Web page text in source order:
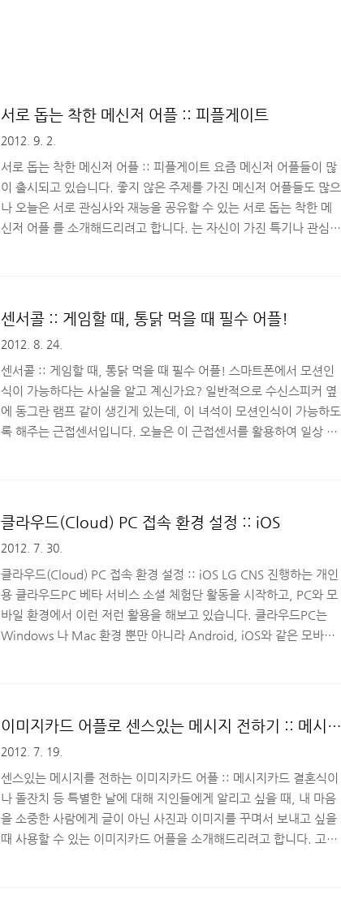
서로 돕는 착한 메신저 어플 :: 피플게이트
2012. 9. 2.
서로 돕는 착한 메신저 어플 :: 피플게이트 요즘 메신저 어플들이 많
이 출시되고 있습니다. 좋지 않은 주제를 가진 메신저 어플들도 많으
나 오늘은 서로 관심사와 재능을 공유할 수 있는 서로 돕는 착한 메
신저 어플 를 소개해드리려고 합니다. 는 자신이 가진 특기나 관심사
트들을 찾아다니게 됩니다. 하지만 찾는 것이 쉬운 편이 아니라 많은
시간이 소요되죠. 이런 경우에 를 활용하면 쉽고 간단하게 모임을 형
성할 수 있습니다. 어플을 실행하면, 가장 처음 자신의 재능과 찾는
재능, 관심사를 등록할 수 있습니다. 주로 많이 ..
센서콜 :: 게임할 때, 통닭 먹을 때 필수 어플!
2012. 8. 24.
센서콜 :: 게임할 때, 통닭 먹을 때 필수 어플! 스마트폰에서 모션인
식이 가능하다는 사실을 알고 계신가요? 일반적으로 수신스피커 옆
에 동그란 램프 같이 생긴게 있는데, 이 녀석이 모션인식이 가능하도
록 해주는 근접센서입니다. 오늘은 이 근접센서를 활용하여 일상 생
킬을 더 하기 위해서 전화를 받지 않고 게임에 집중합니다. 하지만
끊기지 않고 계속해서 울려대는 전화에 무슨 급한일인가 싶어서 화
면에서 잠시 눈을 떼고 전화기를 바라봅니다. 화면을 드래그하여 전
화를 받으려 했으나 늦게 받아서 전화는 끊어지고 화..
클라우드(Cloud) PC 접속 환경 설정 :: iOS
2012. 7. 30.
클라우드(Cloud) PC 접속 환경 설정 :: iOS LG CNS 진행하는 개인
용 클라우드PC 베타 서비스 소셜 체험단 활동을 시작하고, PC와 모
바일 환경에서 이런 저런 활용을 해보고 있습니다. 클라우드PC는
Windows 나 Mac 환경 뿐만 아니라 Android, iOS와 같은 모바일
드PC를 사용하기 위해 접속 환경 설정하는 방법을 간단히 설명드리
려고 합니다. ■ 클라우드PC 접속 환경 환경 설정 :: iOS 클라우드
PC 베타서비스에 접속하기 위해서는 Citrix Receiver 애플리케이션
이 먼저..
이미지카드 어플로 센스있는 메시지 전하기 :: 메시지
카드
2012. 7. 19.
센스있는 메시지를 전하는 이미지카드 어플 :: 메시지카드 결혼식이
나 돌잔치 등 특별한 날에 대해 지인들에게 알리고 싶을 때, 내 마음
을 소중한 사람에게 글이 아닌 사진과 이미지를 꾸며서 보내고 싶을
때 사용할 수 있는 이미지카드 어플을 소개해드리려고 합니다. 고퀄